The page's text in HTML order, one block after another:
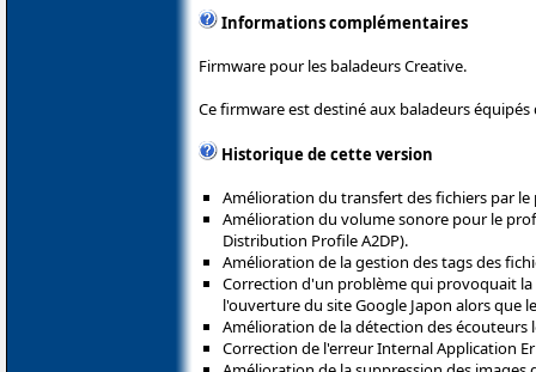
Informations complémentaires
Firmware pour les baladeurs Creative.
Ce firmware est destiné aux baladeurs
Historique de cette version
Amélioration du transfert des fichiers par le
Amélioration du volume sonore pour le
Distribution Profile A2DP).
Amélioration de la gestion des tags des
Correction d'un problème qui provoquait
l'ouverture du site Google Japon alors que
Amélioration de la détection des écouteurs
Correction de l'erreur Internal Application